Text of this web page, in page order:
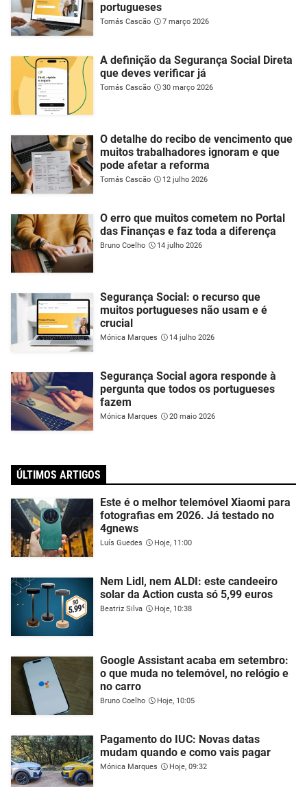
portugueses
Tomás Cascão 7 março 2026
A definição da Segurança Social Direta
que deves verificar já
Tomás Cascão 30 março 2026
O detalhe do recibo de vencimento que
muitos trabalhadores ignoram e que
pode afetar a reforma
Tomás Cascão 12 julho 2026
O erro que muitos cometem no Portal
das Finanças e faz toda a diferença
Bruno Coelho 14 julho 2026
Segurança Social: o recurso que
muitos portugueses não usam e é
crucial
Mónica Marques 14 julho 2026
Segurança Social agora responde à
pergunta que todos os portugueses
fazem
Mónica Marques 20 maio 2026
ÚLTIMOS ARTIGOS
Este é o melhor telemóvel Xiaomi para
fotografias em 2026. Já testado no
4gnews
Luís Guedes Hoje, 11:00
Nem Lidl, nem ALDI: este candeeiro
solar da Action custa só 5,99 euros
Beatriz Silva Hoje, 10:38
Google Assistant acaba em setembro:
o que muda no telemóvel, no relógio e
no carro
Bruno Coelho Hoje, 10:05
Pagamento do IUC: Novas datas
mudam quando e como vais pagar
Mónica Marques Hoje, 09:32